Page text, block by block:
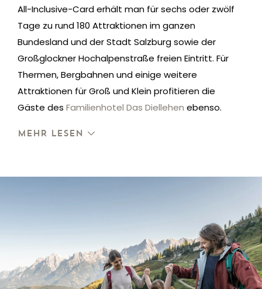
All-Inclusive-Card erhält man für sechs oder zwölf
Tage zu rund 180 Attraktionen im ganzen
Bundesland und der Stadt Salzburg sowie der
Großglockner Hochalpenstraße freien Eintritt. Für
Thermen, Bergbahnen und einige weitere
Attraktionen für Groß und Klein profitieren die
Gäste des Familienhotel Das Diellehen ebenso.
MEHR LESEN